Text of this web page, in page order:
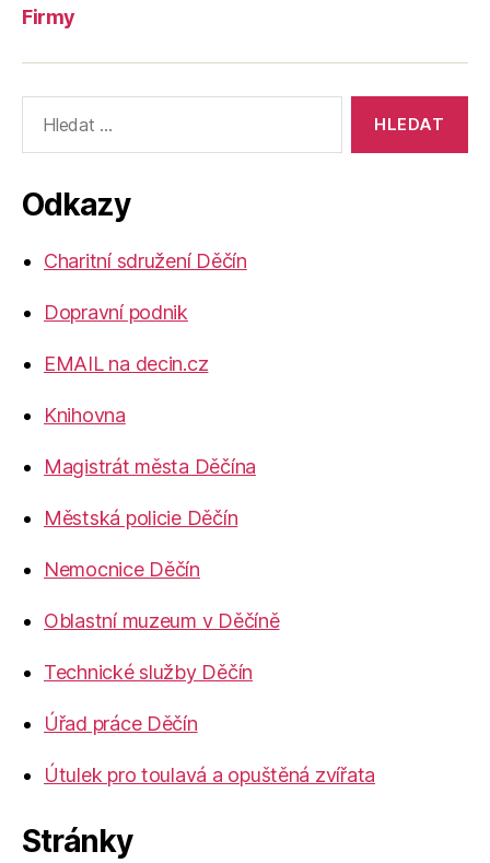
Firmy
vyhledávání:
Odkazy
Charitní sdružení Děčín
Dopravní podnik
EMAIL na decin.cz
Knihovna
Magistrát města Děčína
Městská policie Děčín
Nemocnice Děčín
Oblastní muzeum v Děčíně
Technické služby Děčín
Úřad práce Děčín
Útulek pro toulavá a opuštěná zvířata
Stránky